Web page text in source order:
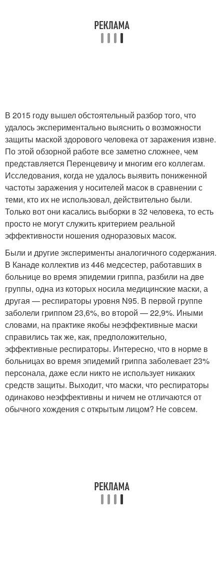
В 2015 году вышел обстоятельный разбор того, что
удалось экспериментально выяснить о возможности
защиты маской здорового человека от заражения извне.
По этой обзорной работе все заметно сложнее, чем
представляется Перенцевичу и многим его коллегам.
Исследования, когда не удалось выявить пониженной
частоты заражения у носителей масок в сравнении с
теми, кто их не использовал, действительно были.
Только вот они касались выборки в 32 человека, то есть
просто не могут служить критерием реальной
эффективности ношения одноразовых масок.
Были и другие эксперименты аналогичного содержания.
В Канаде коллектив из 446 медсестер, работавших в
больнице во время эпидемии гриппа, разбили на две
группы, одна из которых носила медицинские маски, а
другая — респираторы уровня N95. В первой группе
заболели гриппом 23,6%, во второй — 22,9%. Иными
словами, на практике якобы неэффективные маски
справились так же, как, предположительно,
эффективные респираторы. Интересно, что в норме в
больницах во время эпидемий гриппа заболевает 23%
персонала, даже если никто не использует никаких
средств защиты. Выходит, что маски, что респираторы
одинаково неэффективны и ничем не отличаются от
обычного хождения с открытым лицом? Не совсем.